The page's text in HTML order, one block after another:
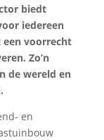
biedt
iedereen
een voorrecht
Zo’n
de wereld en
en